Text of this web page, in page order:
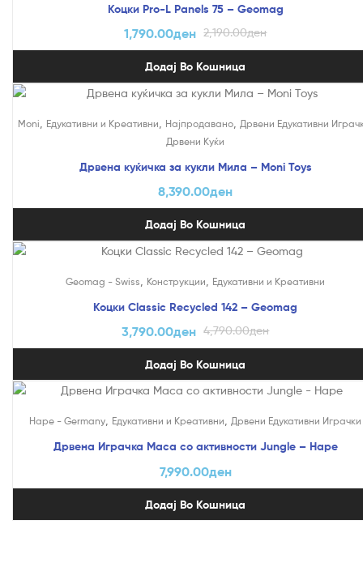
Коцки Pro-L Panels 75 – Geomag
2,190.00ден
1,790.00ден
Додај Во Кошница
Moni Едукативни и Креативни Најпродавано, Дрвени Едукативни
Дрвени Куќи
Дрвена куќичка за кукли Мила – Moni Toys
8,390.00ден
Додај Во Кошница
Geomag - Swiss Конструкции Едукативни и Креативни
Коцки Classic Recycled 142 – Geomag
4,790.00ден
3,790.00ден
Додај Во Кошница
Hape - Germany, Едукативни и Креативни, Дрвени Едукативни Играчки
Дрвена Играчка Маса со активности Jungle – Hape
7,990.00ден
Додај Во Кошница